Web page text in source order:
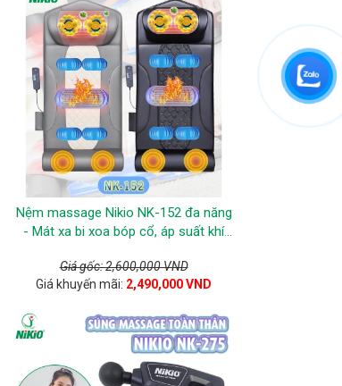
Nệm massage Nikio NK-152 đa năng
- Mát xa bi xoa bóp cổ, áp suất khí
Giá gốc: 2,600,000 VND
Giá khuyến mãi: 2,490,000 VND